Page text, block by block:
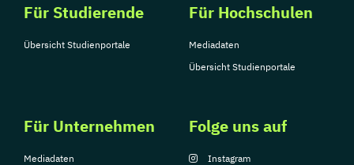
Für Studierende
Übersicht Studienportale
Für Hochschulen
Mediadaten
Übersicht Studienportale
Für Unternehmen
Mediadaten
Folge uns auf
Instagram